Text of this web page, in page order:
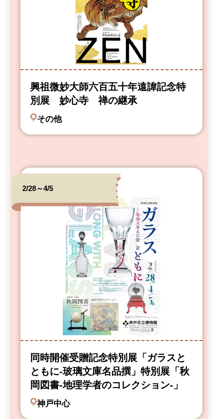
興祖微妙大師六百五十年遠諱記念特
別展 妙心寺 禅の継承
その他
2/28～4/5
同時開催受贈記念特別展「ガラスと
ともに-玻璃文庫名品撰」特別展「秋
岡図書-地理学者のコレクション-」
神戸中心